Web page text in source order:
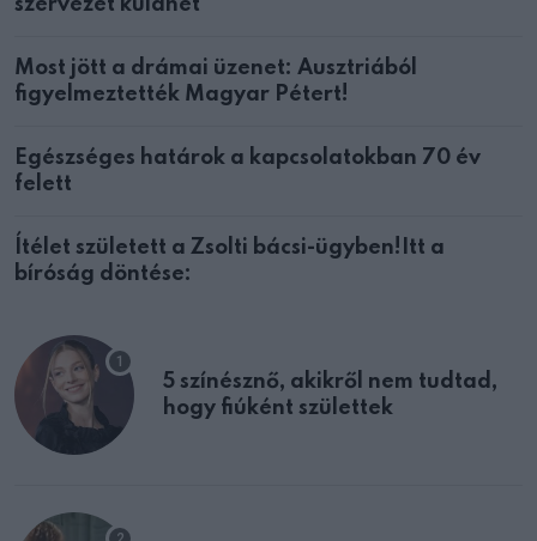
szervezet küldhet
Most jött a drámai üzenet: Ausztriából
figyelmeztették Magyar Pétert!
Egészséges határok a kapcsolatokban 70 év
felett
Ítélet született a Zsolti bácsi-ügyben!Itt a
bíróság döntése:
5 színésznő, akikről nem tudtad,
hogy fiúként születtek